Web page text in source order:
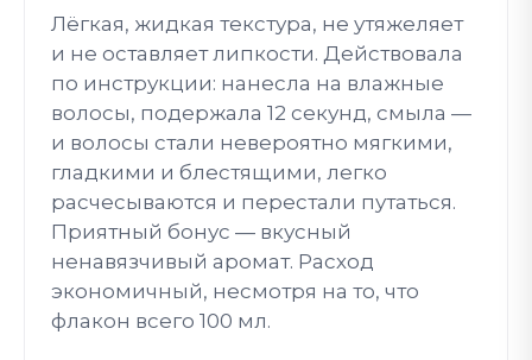
Лёгкая, жидкая текстура, не утяжеляет
и не оставляет липкости. Действовала
по инструкции: нанесла на влажные
волосы, подержала 12 секунд, смыла —
и волосы стали невероятно мягкими,
гладкими и блестящими, легко
расчесываются и перестали путаться.
Приятный бонус — вкусный
ненавязчивый аромат. Расход
экономичный, несмотря на то, что
флакон всего 100 мл.